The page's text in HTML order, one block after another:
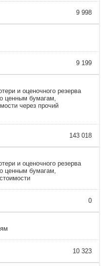
9 998
9 199
и оценочного резерва
ценным бумагам,
через прочий
143 018
и оценочного резерва
ценным бумагам,
0
10 323